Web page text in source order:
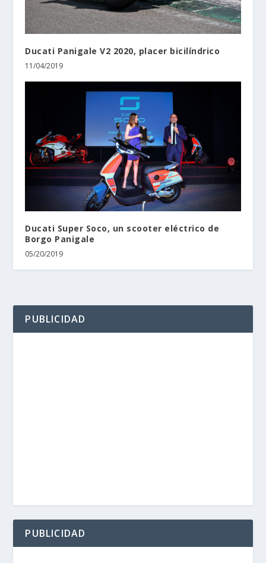
Ducati Panigale V2 2020, placer bicilíndrico
11/04/2019
Ducati Super Soco, un scooter eléctrico de
Borgo Panigale
05/20/2019
PUBLICIDAD
PUBLICIDAD